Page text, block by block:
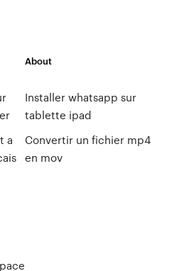
a
About
Installer whatsapp sur
tablette ipad
Convertir un fichier mp4
en mov